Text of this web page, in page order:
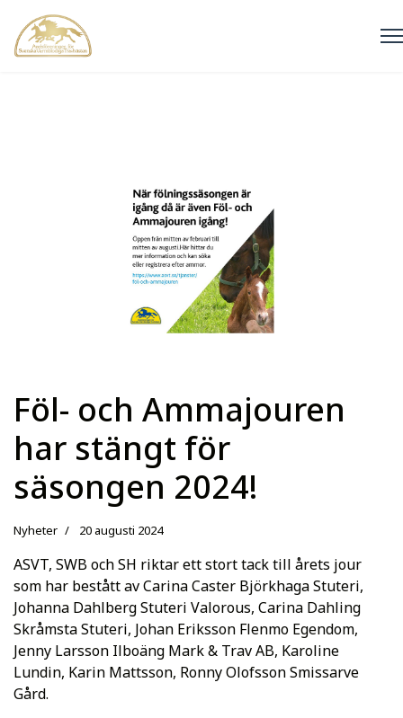
Föl- och Ammajouren
har stängt för
säsongen 2024!
Nyheter 20 augusti 2024
ASVT, SWB och SH riktar ett stort tack till årets jour
som har bestått av Carina Caster Björkhaga Stuteri,
Johanna Dahlberg Stuteri Valorous, Carina Dahling
Skråmsta Stuteri, Johan Eriksson Flenmo Egendom,
Jenny Larsson Ilboäng Mark & Trav AB, Karoline
Lundin, Karin Mattsson, Ronny Olofsson Smissarve
Gård.